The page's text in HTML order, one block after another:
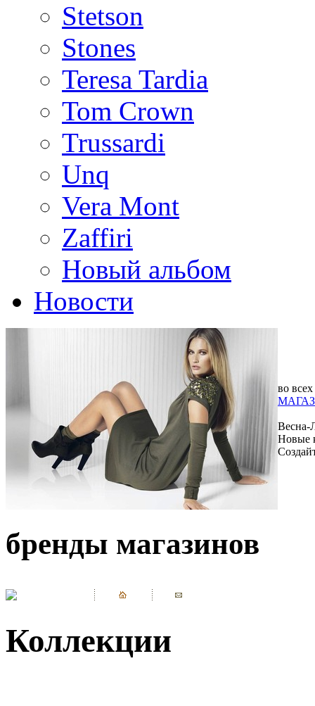
Stetson
Stones
Teresa Tardia
Tom Crown
Trussardi
Unq
Vera Mont
Zaffiri
Новый альбом
Новости
во всех
Весна-
Новые
бренды магазинов
Коллекции